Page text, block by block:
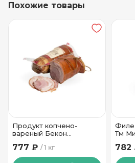
Температура хранения
Похожие товары
Продукт копчено-
вареный Бекон
Могилевский МК
1 кг
777 ₽
Филе
Тм
782